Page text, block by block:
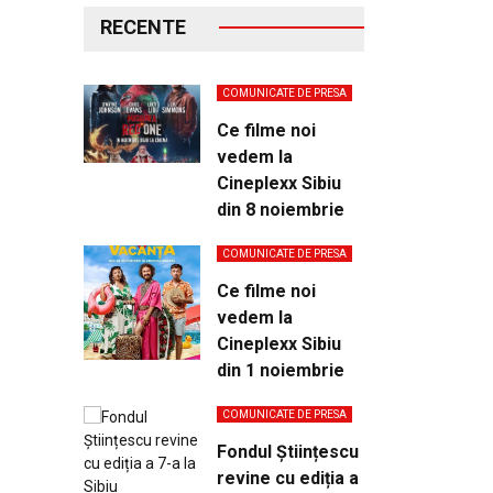
RECENTE
COMUNICATE DE PRESA
Ce filme noi
vedem la
Cineplexx Sibiu
din 8 noiembrie
COMUNICATE DE PRESA
Ce filme noi
vedem la
Cineplexx Sibiu
din 1 noiembrie
COMUNICATE DE PRESA
Fondul Științescu
revine cu ediția a